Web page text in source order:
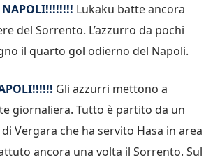
NAPOLI!!!!!!!! Lukaku batte ancora
del Sorrento. L’azzurro da pochi
il quarto gol odierno del Napoli.
Gli azzurri mettono a
giornaliera. Tutto è partito da un
Vergara che ha servito Hasa in area
ancora una volta il Sorrento. Sul